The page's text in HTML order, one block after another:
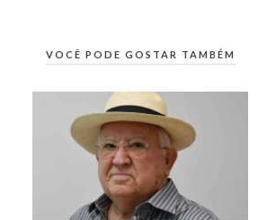
VOCÊ PODE GOSTAR TAMBÉM